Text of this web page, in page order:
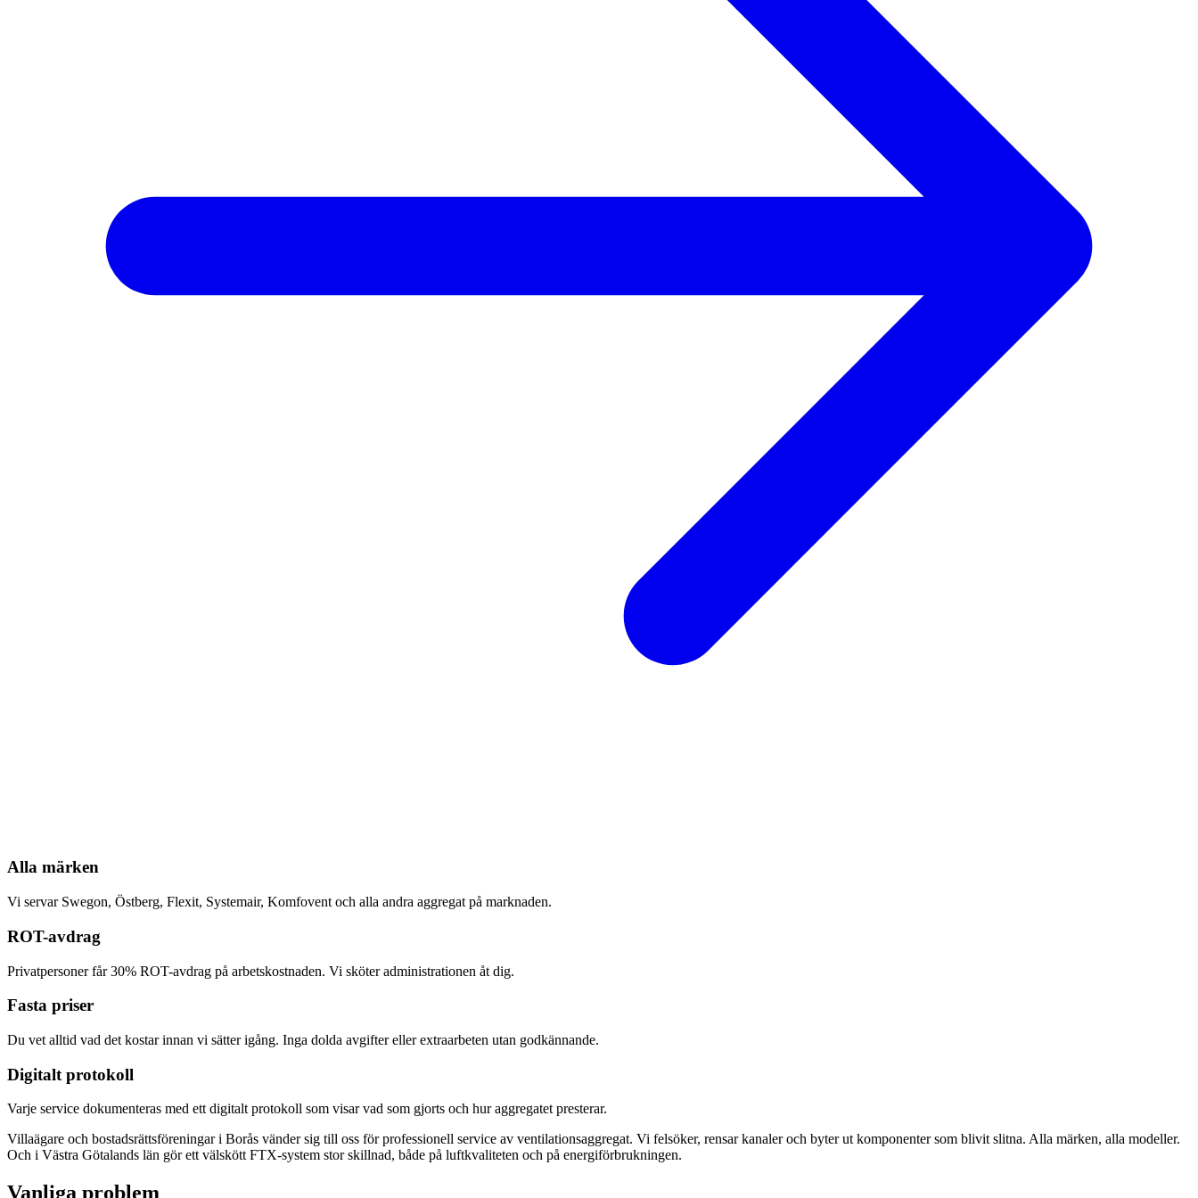
Alla märken
Vi servar Swegon, Östberg, Flexit, Systemair, Komfovent och alla andra aggregat på marknaden.
ROT-avdrag
Privatpersoner får 30% ROT-avdrag på arbetskostnaden. Vi sköter administrationen åt dig.
Fasta priser
Du vet alltid vad det kostar innan vi sätter igång. Inga dolda avgifter eller extraarbeten utan godkännande.
Digitalt protokoll
Varje service dokumenteras med ett digitalt protokoll som visar vad som gjorts och hur aggregatet presterar.
Villaägare och bostadsrättsföreningar i Borås vänder sig till oss för professionell service av ventilationsaggregat. Vi felsöker, rensar kanaler och byter ut komponenter som blivit slitna. Alla märken, alla modeller.
Och i Västra Götalands län gör ett välskött FTX-system stor skillnad, både på luftkvaliteten och på energiförbrukningen.
Vanliga problem